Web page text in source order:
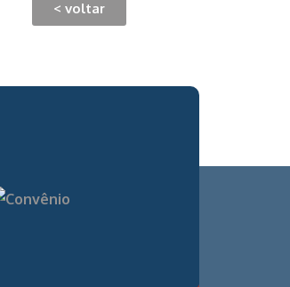
< voltar